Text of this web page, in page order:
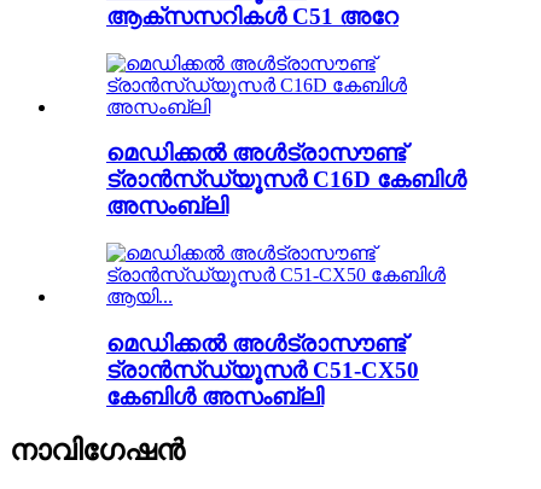
ആക്സസറികൾ C51 അറേ
മെഡിക്കൽ അൾട്രാസൗണ്ട്
ട്രാൻസ്‌ഡ്യൂസർ C16D കേബിൾ
അസംബ്ലി
മെഡിക്കൽ അൾട്രാസൗണ്ട്
ട്രാൻസ്ഡ്യൂസർ C51-CX50
കേബിൾ അസംബ്ലി
നാവിഗേഷൻ